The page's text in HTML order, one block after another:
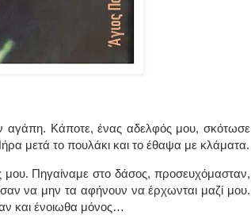
αγάπη. Κάποτε, ένας αδελφός μου, σκότωσε
μετά το πουλάκι και το έθαψα με κλάματα.
μου. Πηγαίναμε στο δάσος, προσευχόμασταν,
να μην τα αφήνουν να έρχωνται μαζί μου.
και ένοιωθα μόνος…